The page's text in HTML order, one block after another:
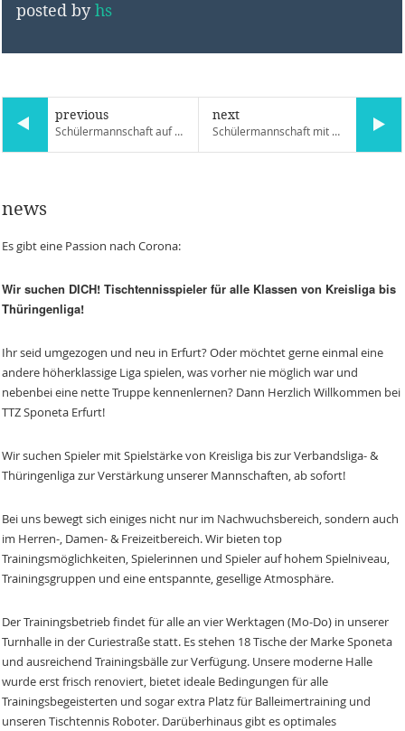
posted byhs
previous
Schülermannschaft auf Medaillenkurs
next
Schülermannschaft mit Meistertitel im Kreis Erfurt/Weimar
news
Es gibt eine Passion nach Corona:
Wir suchen DICH! Tischtennisspieler für alle Klassen von Kreisliga bis
Thüringenliga!
Ihr seid umgezogen und neu in Erfurt? Oder möchtet gerne einmal eine
andere höherklassige Liga spielen, was vorher nie möglich war und
nebenbei eine nette Truppe kennenlernen? Dann Herzlich Willkommen bei
TTZ Sponeta Erfurt!
Wir suchen Spieler mit Spielstärke von Kreisliga bis zur Verbandsliga- &
Thüringenliga zur Verstärkung unserer Mannschaften, ab sofort!
Bei uns bewegt sich einiges nicht nur im Nachwuchsbereich, sondern auch
im Herren-, Damen- & Freizeitbereich. Wir bieten top
Trainingsmöglichkeiten, Spielerinnen und Spieler auf hohem Spielniveau,
Trainingsgruppen und eine entspannte, gesellige Atmosphäre.
Der Trainingsbetrieb findet für alle an vier Werktagen (Mo-Do) in unserer
Turnhalle in der Curiestraße statt. Es stehen 18 Tische der Marke Sponeta
und ausreichend Trainingsbälle zur Verfügung. Unsere moderne Halle
wurde erst frisch renoviert, bietet ideale Bedingungen für alle
Trainingsbegeisterten und sogar extra Platz für Balleimertraining und
unseren Tischtennis Roboter. Darüberhinaus gibt es optimales